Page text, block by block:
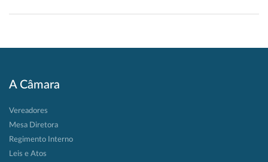
A Câmara
Vereadores
Mesa Diretora
Regimento Interno
Leis e Atos